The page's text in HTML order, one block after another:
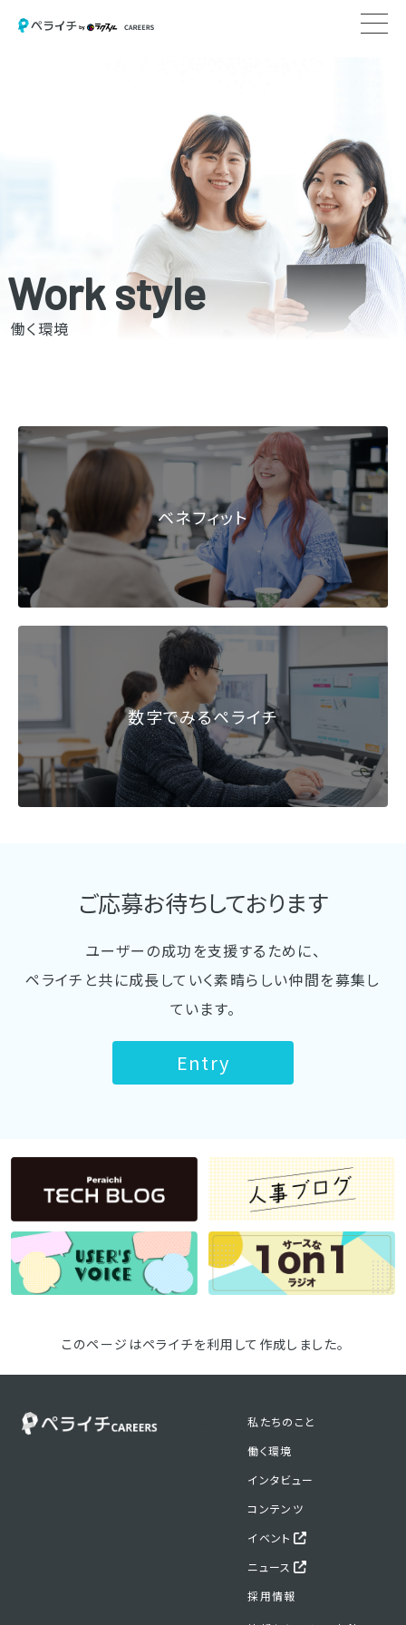
Work style
働く環境
ベネフィット
数字でみるペライチ
ご応募お待ちしております
ユーザーの成功を支援するために、
ペライチと共に成長していく素晴らしい仲間を募集し
ています。
Entry
このページはペライチを利用して作成しました。
私たちのこと
働く環境
インタビュー
コンテンツ
イベント
ニュース
採用情報